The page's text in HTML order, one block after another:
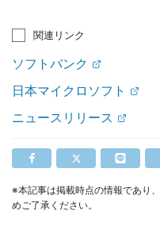
関連リンク
ソフトバンク
日本マイクロソフト
ニュースリリース
※本記事は掲載時点の情報であり
めご了承ください。